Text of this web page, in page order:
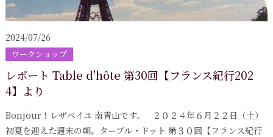
2024/07/26
ワークショップ
レポート Table d'hôte 第30回【フランス紀行202
4】より
Bonjour！レザベイユ 南青山です。 ２０２４年６月２２日（土）
初夏を迎えた週末の朝。ターブル・ドット 第３０回【フランス紀行